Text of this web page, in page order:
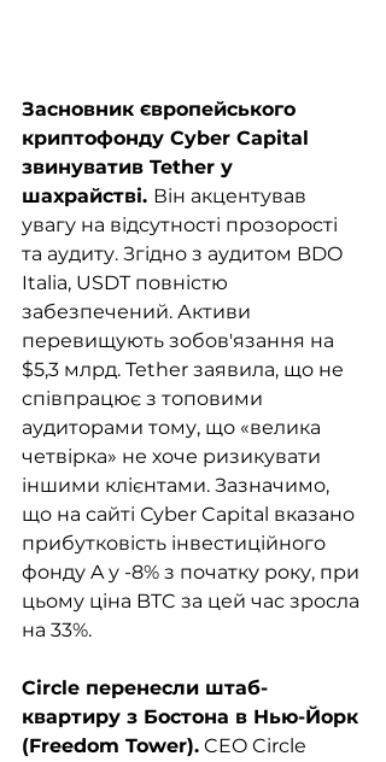
Засновник європейського
криптофонду Cyber Capital
звинуватив Tether у
шахрайстві. Він акцентував
увагу на відсутності прозорості
та аудиту. Згідно з аудитом BDO
Italia, USDT повністю
забезпечений. Активи
перевищують зобов'язання на
$5,3 млрд. Tether заявила, що не
співпрацює з топовими
аудиторами тому, що «велика
четвірка» не хоче ризикувати
іншими клієнтами. Зазначимо,
що на сайті Сyber Capital вказано
прибутковість інвестиційного
фонду A у -8% з початку року, при
цьому ціна BTC за цей час зросла
на 33%.
Circle перенесли штаб-
квартиру з Бостона в Нью-Йорк
(Freedom Tower). CEO Circle